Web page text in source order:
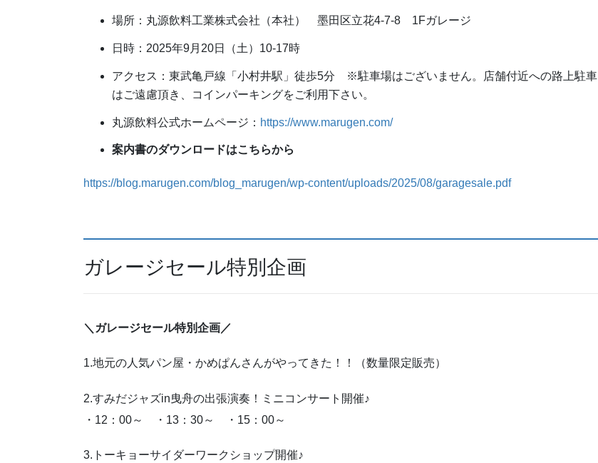
場所：丸源飲料工業株式会社（本社） 墨田区立花4-7-8 1Fガレージ
日時：2025年9月20日（土）10-17時
アクセス：東武亀戸線「小村井駅」徒歩5分 ※駐車場はございません。店舗付近への路上駐車
はご遠慮頂き、コインパーキングをご利用下さい。
丸源飲料公式ホームページ： https://www.marugen.com/
案内書のダウンロードはこちらから
https://blog.marugen.com/blog_marugen/wp-content/uploads/2025/08/garagesale.pdf
ガレージセール特別企画
＼ガレージセール特別企画／
1.地元の人気パン屋・かめぱんさんがやってきた！！（数量限定販売）
2.すみだジャズin曳舟の出張演奏！ミニコンサート開催♪
・12：00～ ・13：30～ ・15：00～
3.トーキョーサイダーワークショップ開催♪